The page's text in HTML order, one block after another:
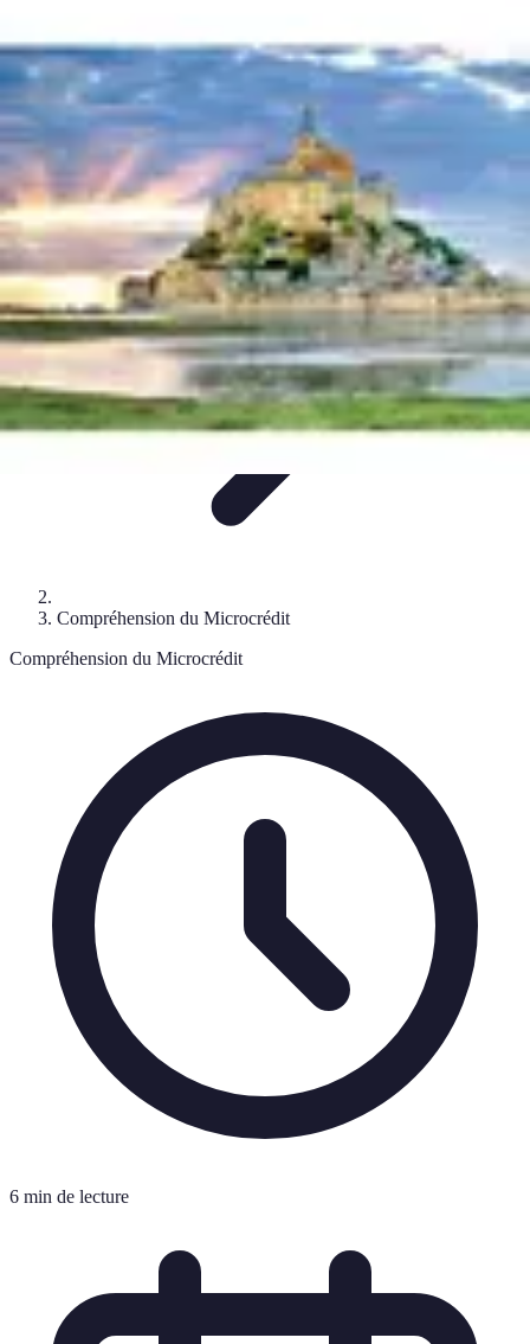
Finance personnelleRessources et conseilsImpact
socialEntrepreneuriat Guide et conseils
Solutions Microcrédit
Compréhension du Microcrédit
Compréhension du Microcrédit
6 min de lecture